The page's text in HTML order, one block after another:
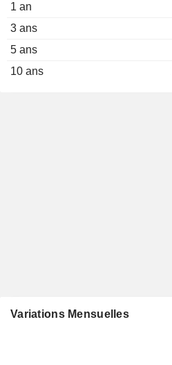
1 an
3 ans
5 ans
10 ans
Variations Mensuelles